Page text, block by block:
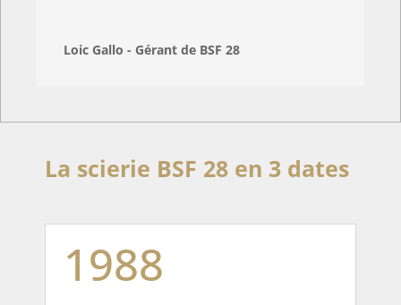
Loic Gallo - Gérant de BSF 28
La scierie BSF 28 en 3 dates
1988